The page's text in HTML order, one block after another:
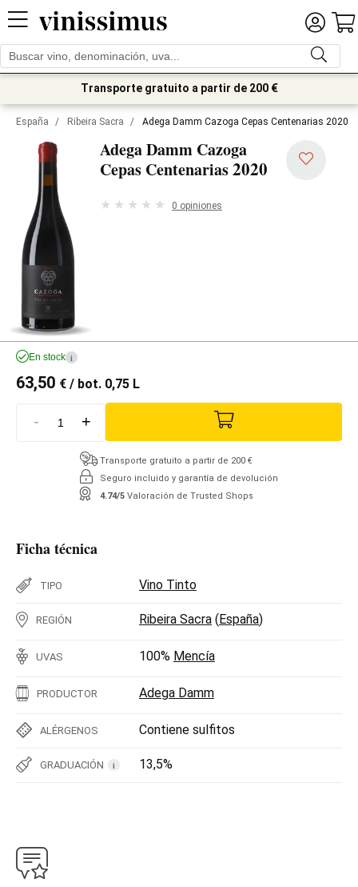
Transporte gratuito a partir de 200 €
España / Ribeira Sacra / Adega Damm Cazoga Cepas Centenarias 2020
Adega Damm Cazoga
Cepas Centenarias2020
0 opiniones
En stock i
63,50 € / bot. 0,75 L
- +
Transporte gratuito a partir de 200 €
Seguro incluido y garantía de devolución
4.74/5 Valoración de Trusted Shops
Ficha técnica
TIPO Vino Tinto
REGIÓN Ribeira Sacra (España)
UVAS 100% Mencía
PRODUCTOR Adega Damm
ALÉRGENOS Contiene sulfitos
GRADUACIÓN i 13,5%